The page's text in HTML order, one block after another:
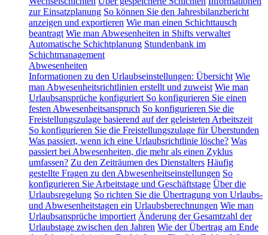
zur Einsatzplanung So können Sie den Jahresbilanzbericht
anzeigen und exportieren Wie man einen Schichttausch
beantragt Wie man Abwesenheiten in Shifts verwaltet
Automatische Schichtplanung Stundenbank im
Schichtmanagement
Abwesenheiten
Informationen zu den Urlaubseinstellungen: Übersicht Wie
man Abwesenheitsrichtlinien erstellt und zuweist Wie man
Urlaubsansprüche konfiguriert So konfigurieren Sie einen
festen Abwesenheitsanspruch So konfigurieren Sie die
Freistellungszulage basierend auf der geleisteten Arbeitszeit
So konfigurieren Sie die Freistellungszulage für Überstunden
Was passiert, wenn ich eine Urlaubsrichtlinie lösche? Was
passiert bei Abwesenheiten, die mehr als einen Zyklus
umfassen? Zu den Zeiträumen des Dienstalters Häufig
gestellte Fragen zu den Abwesenheitseinstellungen So
konfigurieren Sie Arbeitstage und Geschäftstage Über die
Urlaubsregelung So richten Sie die Übertragung von Urlaubs-
und Abwesenheitstagen ein Urlaubsberechnungen Wie man
Urlaubsansprüche importiert Änderung der Gesamtzahl der
Urlaubstage zwischen den Jahren Wie der Übertrag am Ende